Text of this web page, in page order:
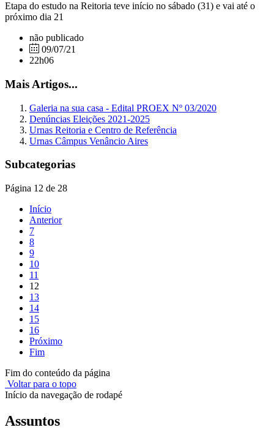
Etapa do estudo na Reitoria teve início no sábado (31) e vai até o
próximo dia 21
não publicado
09/07/21
22h06
Mais Artigos...
Galeria na sua casa - Edital PROEX Nº 03/2020
Denúncias Eleições 2021-2025
Urnas Reitoria e Centro de Referência
Urnas Câmpus Venâncio Aires
Subcategorias
Página 12 de 28
Início
Anterior
7
8
9
10
11
12
13
14
15
16
Próximo
Fim
Fim do conteúdo da página
Voltar para o topo
Início da navegação de rodapé
Assuntos